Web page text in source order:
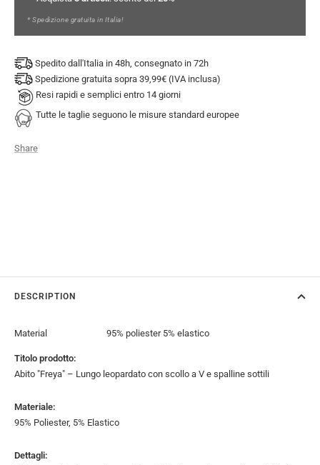
* Spedizione gratuita in Italia!
Spedito dall'Italia in 48h, consegnato in 72h
Spedizione gratuita sopra 39,99€ (IVA inclusa)
Resi rapidi e semplici entro 14 giorni
Tutte le taglie seguono le misure standard europee
Share
DESCRIPTION
Material 95% poliester 5% elastico
Titolo prodotto:
Abito "Freya" – Lungo leopardato con scollo a V e spalline sottili
Materiale:
95% Poliester, 5% Elastico
Dettagli: